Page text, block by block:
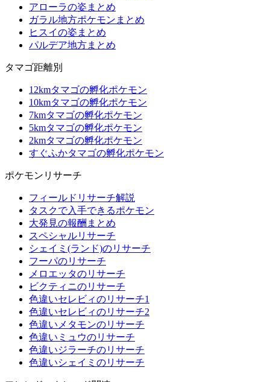
アローラの姿まとめ
ガラル地方ポケモンまとめ
ヒスイの姿まとめ
パルデア地方まとめ
タマゴ距離別
12kmタマゴの孵化ポケモン
10kmタマゴの孵化ポケモン
7kmタマゴの孵化ポケモン
5kmタマゴの孵化ポケモン
2kmタマゴの孵化ポケモン
すぐふかタマゴの孵化ポケモン
ポケモンリサーチ
フィールドリサーチ解説
タスクで入手できるポケモン
大発見の報酬まとめ
スペシャルリサーチ
シェイミ(ランド)のリサーチ
フーパのリサーチ
メロエッタのリサーチ
ビクティニのリサーチ
色違いセレビィのリサーチ1
色違いセレビィのリサーチ2
色違いメタモンのリサーチ
色違いミュウのリサーチ
色違いジラーチのリサーチ
色違いシェイミのリサーチ